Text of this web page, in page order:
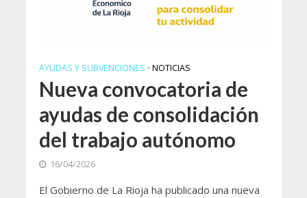
AYUDAS Y SUBVENCIONES • NOTICIAS
Nueva convocatoria de
ayudas de consolidación
del trabajo autónomo
16/04/2026
El Gobierno de La Rioja ha publicado una nueva